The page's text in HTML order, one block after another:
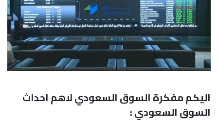
اليكم مفكرة السوق السعودي لاهم احداث
السوق السعودي :